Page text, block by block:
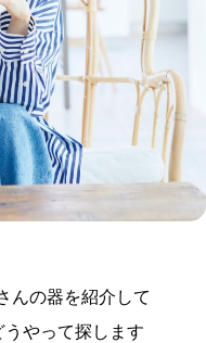
んの器を紹介して
やって探します